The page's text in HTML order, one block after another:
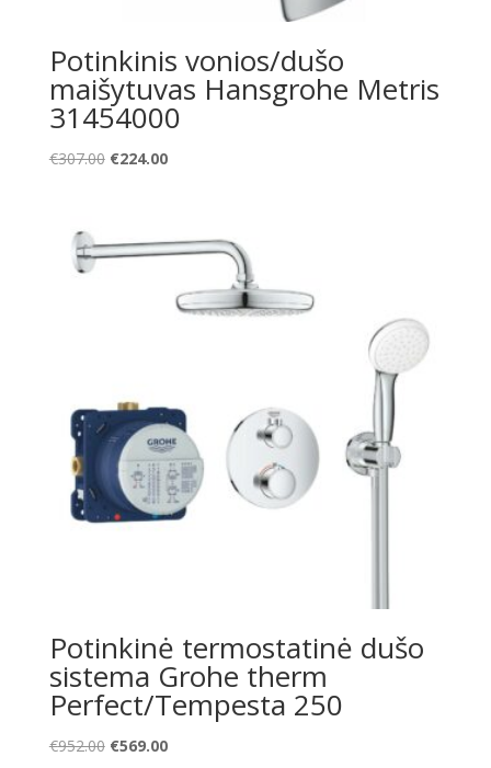
Potinkinis vonios/dušo
maišytuvas Hansgrohe Metris
31454000
€307.00 Original
€224.00Current
Potinkinė termostatinė dušo
sistema Grohe therm
Perfect/Tempesta 250
€952.00 Original
€569.00Current